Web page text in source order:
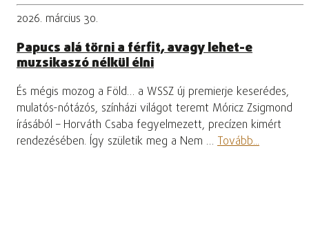
2026. március 30.
Papucs alá törni a férfit, avagy lehet-e
muzsikaszó nélkül élni
És mégis mozog a Föld… a WSSZ új premierje keserédes,
mulatós-nótázós, színházi világot teremt Móricz Zsigmond
írásából – Horváth Csaba fegyelmezett, precízen kimért
rendezésében. Így születik meg a Nem … Tovább...